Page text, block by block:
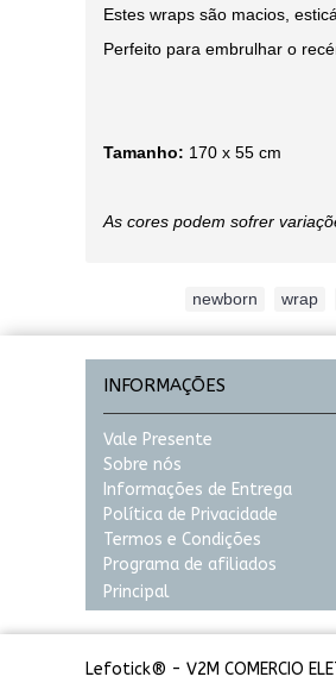
Estes wraps são macios,
Perfeito para embrulhar o
Tamanho: 170 x 55 cm
As cores podem sofrer
newborn wrap
INFORMAÇÕES
Vale Presente
Sobre nós
Informações de Entrega
Política de Privacidade
Termos e Condições
Programa de afiliados
Principal
Lefotick® - V2M COMERCIO